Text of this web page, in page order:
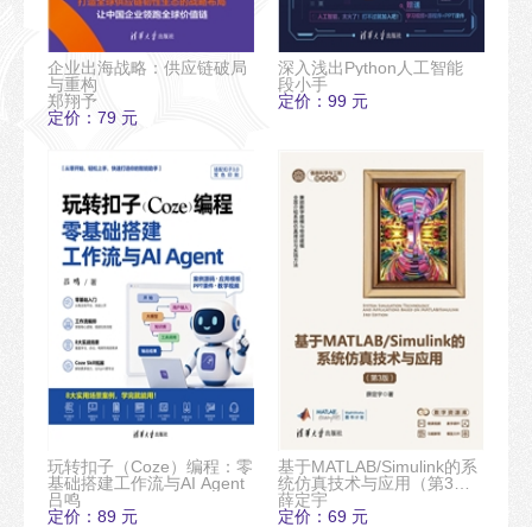
企业出海战略：供应链破局
与重构
郑翔予
定价：79 元
深入浅出Python人工智能
段小手
定价：99 元
玩转扣子（Coze）编程：零
基础搭建工作流与AI Agent
吕鸣
定价：89 元
基于MATLAB/Simulink的系
统仿真技术与应用（第3
版）
薛定宇
定价：69 元